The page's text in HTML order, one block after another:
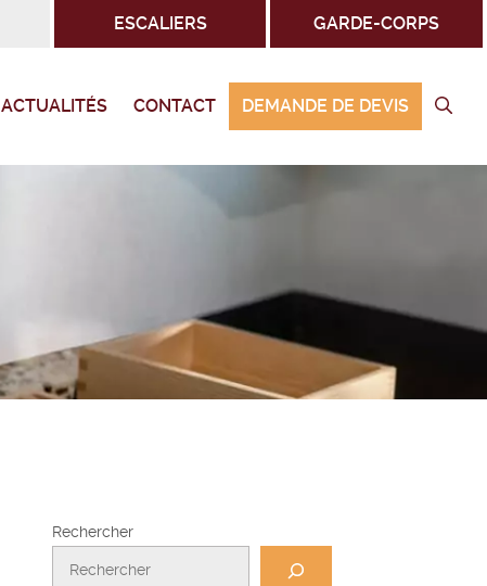
ESCALIERS GARDE-CORPS
ACTUALITÉS CONTACT DEMANDE DE DEVIS
Rechercher